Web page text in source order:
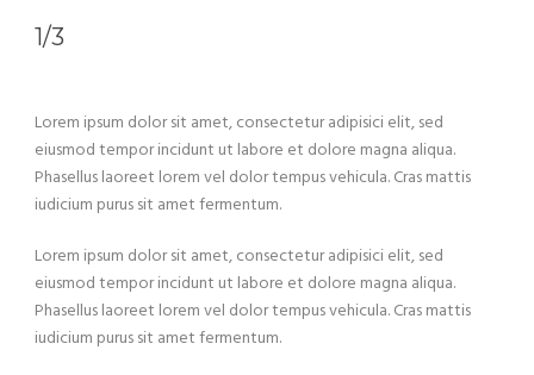
1/3
Lorem ipsum dolor sit amet, consectetur adipisici elit, sed
eiusmod tempor incidunt ut labore et dolore magna aliqua.
Phasellus laoreet lorem vel dolor tempus vehicula. Cras mattis
iudicium purus sit amet fermentum.
Lorem ipsum dolor sit amet, consectetur adipisici elit, sed
eiusmod tempor incidunt ut labore et dolore magna aliqua.
Phasellus laoreet lorem vel dolor tempus vehicula. Cras mattis
iudicium purus sit amet fermentum.